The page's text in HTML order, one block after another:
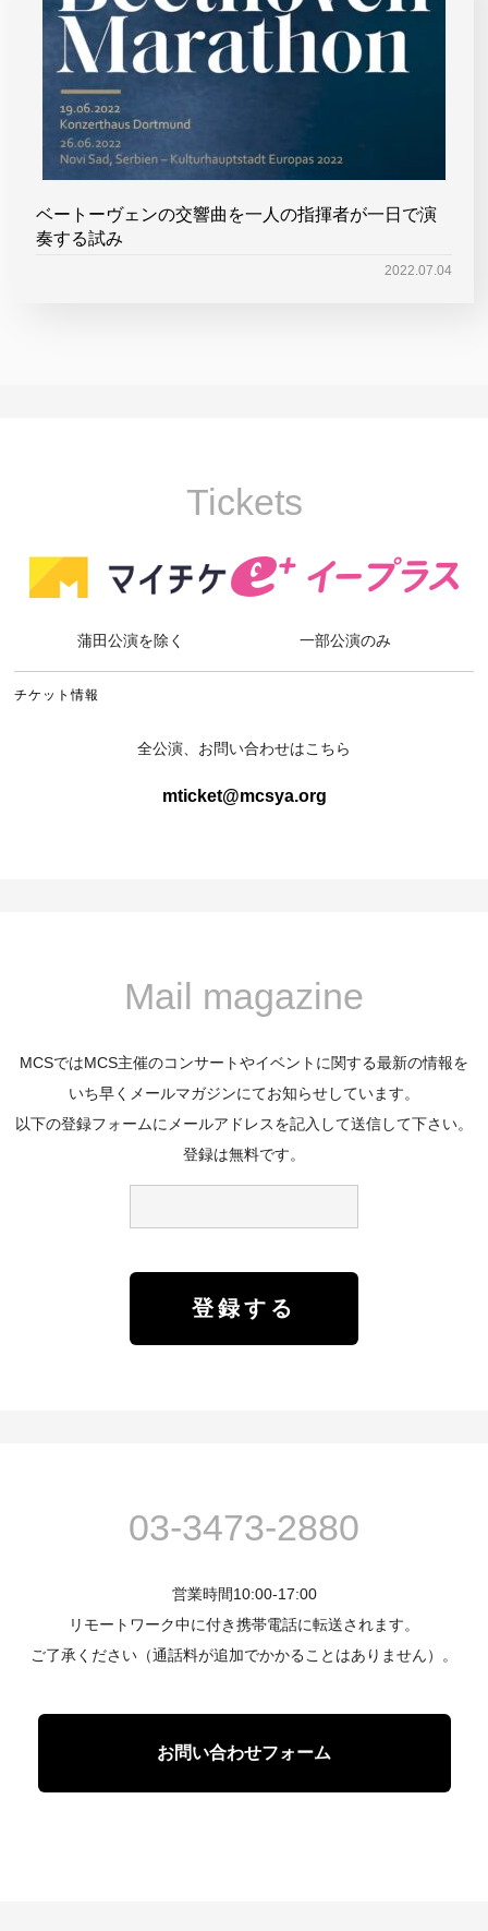
ベートーヴェンの交響曲を一人の指揮者が一日で演
奏する試み
2022.07.04
Tickets
蒲田公演を除く 一部公演のみ
チケット情報
全公演、お問い合わせはこちら
mticket@mcsya.org
Mail magazine
MCSではMCS主催のコンサートやイベントに関する最新の情報を
いち早くメールマガジンにてお知らせしています。
以下の登録フォームにメールアドレスを記入して送信して下さい。
登録は無料です。
03-3473-2880
営業時間10:00-17:00
リモートワーク中に付き携帯電話に転送されます。
ご了承ください（通話料が追加でかかることはありません）。
お問い合わせフォーム